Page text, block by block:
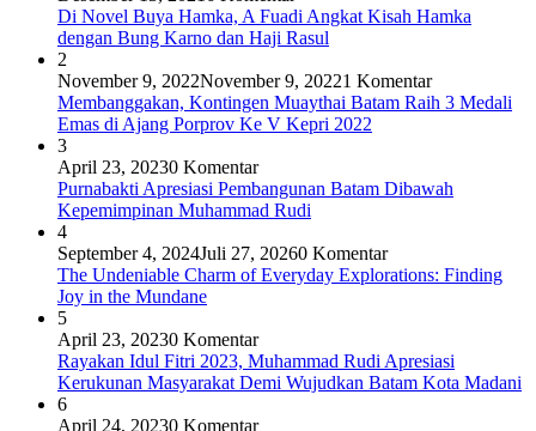
Di Novel Buya Hamka, A Fuadi Angkat Kisah Hamka
dengan Bung Karno dan Haji Rasul
2
November 9, 2022November 9, 20221 Komentar
Membanggakan, Kontingen Muaythai Batam Raih 3 Medali
Emas di Ajang Porprov Ke V Kepri 2022
3
April 23, 20230 Komentar
Purnabakti Apresiasi Pembangunan Batam Dibawah
Kepemimpinan Muhammad Rudi
4
September 4, 2024Juli 27, 20260 Komentar
The Undeniable Charm of Everyday Explorations: Finding
Joy in the Mundane
5
April 23, 20230 Komentar
Rayakan Idul Fitri 2023, Muhammad Rudi Apresiasi
Kerukunan Masyarakat Demi Wujudkan Batam Kota Madani
6
April 24, 20230 Komentar